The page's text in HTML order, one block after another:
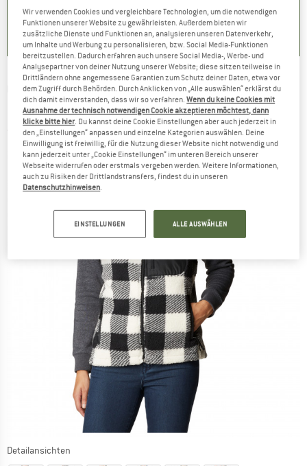
6
)
1
4.6(71)
9
4.7(48)
COLUMBIA -Women's West Bend Vest -
Fleecegilet
(0)
Detailansichten
Wir verwenden Cookies und vergleichbare Technologien, um die notwendigen
Funktionen unserer Website zu gewährleisten. Außerdem bieten wir
zusätzliche Dienste und Funktionen an, analysieren unseren Datenverkehr,
um Inhalte und Werbung zu personalisieren, bzw. Social Media-Funktionen
bereitzustellen. Dadurch erfahren auch unsere Social Media-, Werbe- und
Analysepartner von deiner Nutzung unserer Website; diese sitzen teilweise in
Drittländern ohne angemessene Garantien zum Schutz deiner Daten, etwa vor
dem Zugriff durch Behörden. Durch Anklicken von „Alle auswählen“ erklärst du
dich damit einverstanden, dass wir so verfahren.Wenn du keine Cookies mit
Ausnahme der technisch notwendigen Cookie akzeptieren möchtest, dann
klicke bitte hier . Du kannst deine Cookie Einstellungen aber auch jederzeit in
den „Einstellungen“ anpassen und einzelne Kategorien auswählen. Deine
Einwilligung ist freiwillig, für die Nutzung dieser Website nicht notwendig und
kann jederzeit unter „Cookie Einstellungen“ im unteren Bereich unserer
Webseite widerrufen oder erstmals vergeben werden. Weitere Informationen,
auch zu Risiken der Drittlandstransfers, findest du in unseren
Datenschutzhinweisen
EINSTELLUNGEN ALLE AUSWÄHLEN